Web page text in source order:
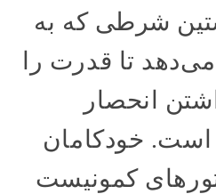
شرطی که به
تا قدرت را
انحصار
است. خودکامان
کمونیست